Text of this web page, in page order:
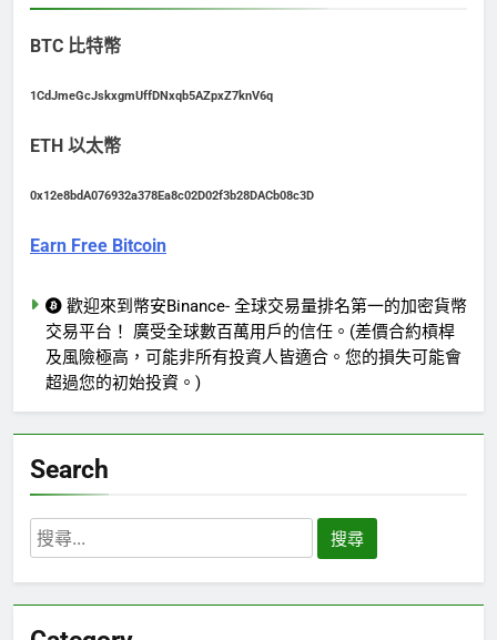
BTC 比特幣
1CdJmeGcJskxgmUffDNxqb5AZpxZ7knV6q
ETH 以太幣
0x12e8bdA076932a378Ea8c02D02f3b28DACb08c3D
Earn Free Bitcoin
歡迎來到幣安Binance- 全球交易量排名第一的加密貨幣
交易平台！ 廣受全球數百萬用戶的信任。(差價合約槓桿
及風險極高，可能非所有投資人皆適合。您的損失可能會
超過您的初始投資。)
Search
搜
尋